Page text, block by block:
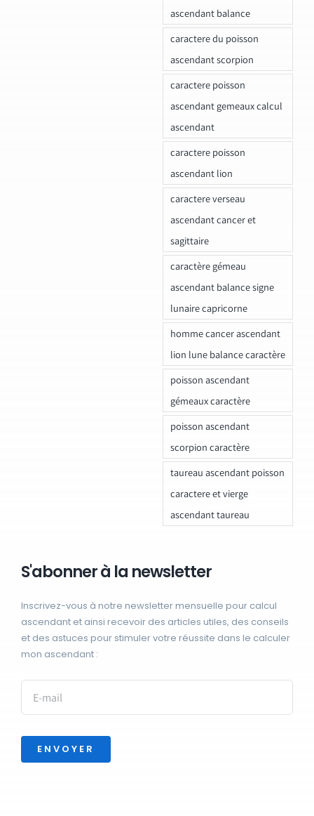
ascendant balance
caractere du poisson
ascendant scorpion
caractere poisson
ascendant gemeaux calcul
ascendant
caractere poisson
ascendant lion
caractere verseau
ascendant cancer et
sagittaire
caractère gémeau
ascendant balance signe
lunaire capricorne
homme cancer ascendant
lion lune balance caractère
poisson ascendant
gémeaux caractère
poisson ascendant
scorpion caractère
taureau ascendant poisson
caractere et vierge
ascendant taureau
S'abonner à la newsletter
Inscrivez-vous à notre newsletter mensuelle pour calcul
ascendant et ainsi recevoir des articles utiles, des conseils
et des astuces pour stimuler votre réussite dans le calculer
mon ascendant :
ENVOYER